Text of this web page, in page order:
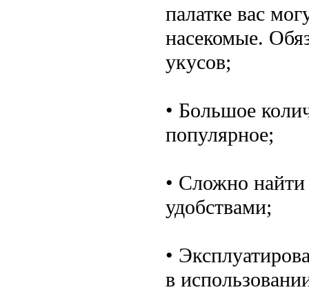
палатке вас
насекомые.
укусов;
• Большое
популярное;
• Сложно
удобствами;
•
в